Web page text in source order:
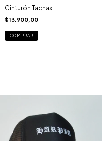
Cinturón Tachas
$13.900,00